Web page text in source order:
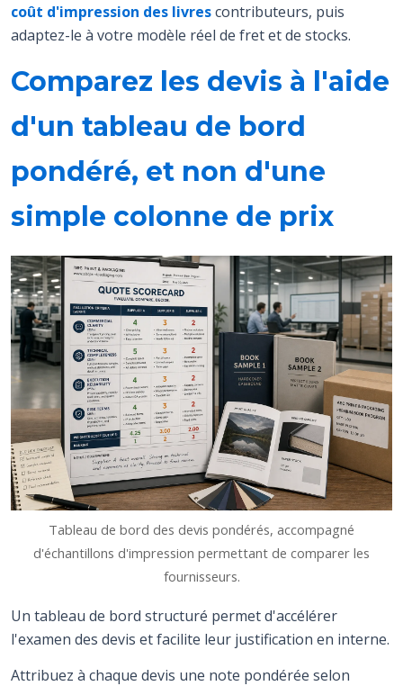
coût d'impression des livrescontributeurs, puis
adaptez-le à votre modèle réel de fret et de stocks.
Comparez les devis à l'aide
d'un tableau de bord
pondéré, et non d'une
simple colonne de prix
Tableau de bord des devis pondérés, accompagné
d'échantillons d'impression permettant de comparer les
fournisseurs.
Un tableau de bord structuré permet d'accélérer
l'examen des devis et facilite leur justification en interne.
Attribuez à chaque devis une note pondérée selon